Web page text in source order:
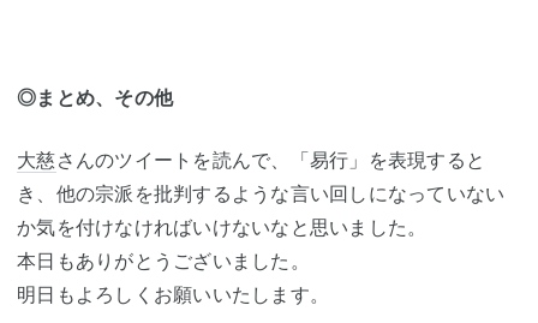
◎まとめ、その他
大慈さんのツイートを読んで、「易行」を表現すると
き、他の宗派を批判するような言い回しになっていない
か気を付けなければいけないなと思いました。
本日もありがとうございました。
明日もよろしくお願いいたします。